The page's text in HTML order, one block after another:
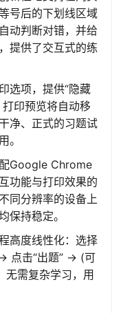
号后的下划线区域
动判断对错，并给
提供了交互式的练
选项，提供“隐藏
印预览将自动移
净、正式的习题试
。
Google Chrome
功能与打印效果的
同分辨率的设备上
保持稳定。
高度线性化：选择
点击“出题” -> (可
需复杂学习，用